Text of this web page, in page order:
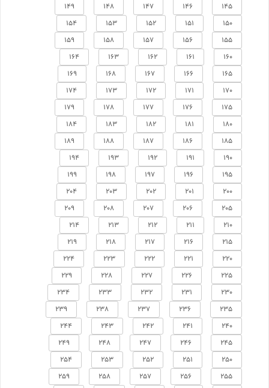
145
146
147
148
149
150
151
152
153
154
155
156
157
158
159
160
161
162
163
164
165
166
167
168
169
170
171
172
173
174
175
176
177
178
179
180
181
182
183
184
185
186
187
188
189
190
191
192
193
194
195
196
197
198
199
200
201
202
203
204
205
206
207
208
209
210
211
212
213
214
215
216
217
218
219
220
221
222
223
224
225
226
227
228
229
230
231
232
233
234
235
236
237
238
239
240
241
242
243
244
245
246
247
248
249
250
251
252
253
254
255
256
257
258
259